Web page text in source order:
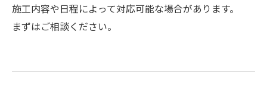
施工内容や日程によって対応可能な場合があります。
まずはご相談ください。